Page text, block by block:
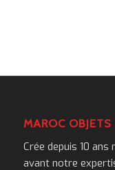
MAROC
Crée depuis 10
avant notre